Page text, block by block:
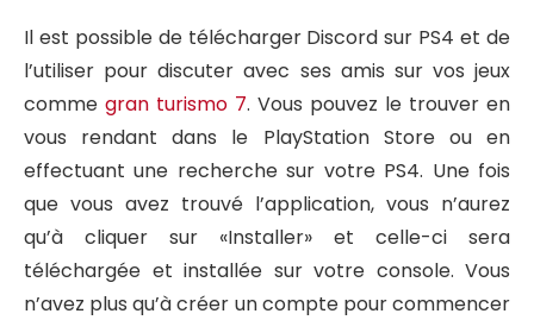
Il est possible de télécharger Discord sur PS4 et de
l’utiliser pour discuter avec ses amis sur vos jeux
comme gran turismo 7. Vous pouvez le trouver en
vous rendant dans le PlayStation Store ou en
effectuant une recherche sur votre PS4. Une fois
que vous avez trouvé l’application, vous n’aurez
qu’à cliquer sur «Installer» et celle-ci sera
téléchargée et installée sur votre console. Vous
n’avez plus qu’à créer un compte pour commencer